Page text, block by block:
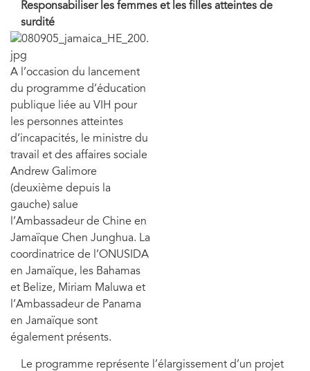
Responsabiliser les femmes et les filles atteintes de
surdité
A l’occasion du lancement
du programme d’éducation
publique liée au VIH pour
les personnes atteintes
d’incapacités, le ministre du
travail et des affaires sociale
Andrew Galimore
(deuxième depuis la
gauche) salue
l’Ambassadeur de Chine en
Jamaïque Chen Junghua. La
coordinatrice de l’ONUSIDA
en Jamaïque, les Bahamas
et Belize, Miriam Maluwa et
l’Ambassadeur de Panama
en Jamaïque sont
également présents.
Le programme représente l’élargissement d’un projet